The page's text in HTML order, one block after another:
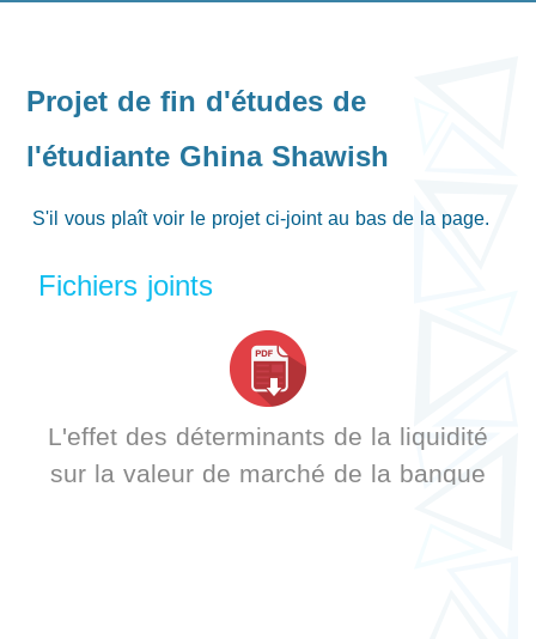
Projet de fin d'études de
l'étudiante Ghina Shawish
S'il vous plaît voir le projet ci-joint au bas de la page.
Fichiers joints
L'effet des déterminants de la liquidité
sur la valeur de marché de la banque